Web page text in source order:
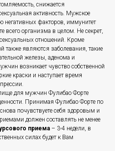
снижается
активность. Мужское
негативных факторов, иммунитет
всего организма в целом. Не секрет,
отношений. Кроме
также являются заболевания, такие
железы, аденома и
возникает чувство собственной
краски и наступает время
для мужчин Фулибао Форте
Принимая Фулибао Форте по
почувствуете себя здоровым и
должен составлять не менее
приема – 3-4 недели, в
силах будет к Вам